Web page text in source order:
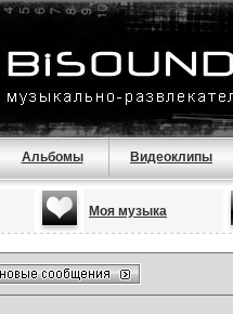
Альбомы Видеоклипы
Моя музыка